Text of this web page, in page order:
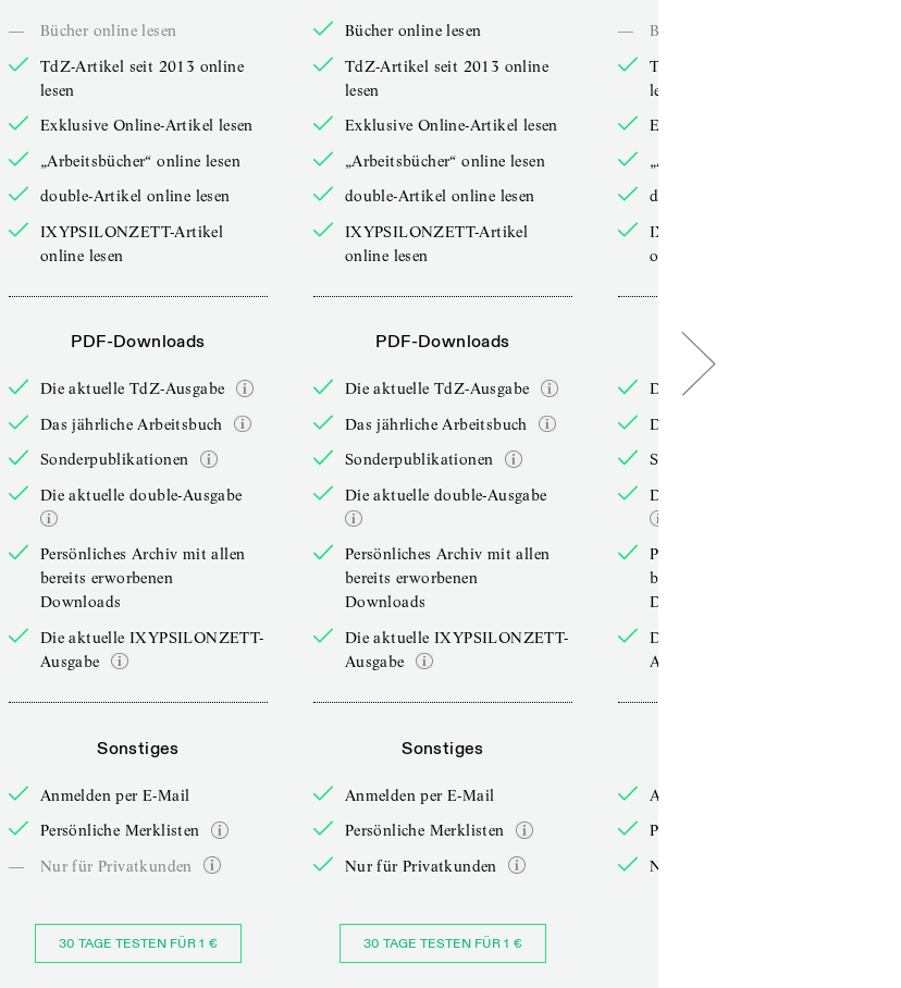
—
Bücher online lesen
TdZ-Artikel seit 2013 online
lesen
Exklusive Online-Artikel lesen
„Arbeitsbücher“ online lesen
double-Artikel online lesen
IXYPSILONZETT-Artikel
online lesen
PDF-Downloads
Die aktuelle TdZ-Ausgabe
Das jährliche Arbeitsbuch
Sonderpublikationen
Die aktuelle double-Ausgabe
Persönliches Archiv mit allen
bereits erworbenen
Downloads
Die aktuelle IXYPSILONZETT-
Ausgabe
Sonstiges
Anmelden per E-Mail
Persönliche Merklisten
—
Nur für Privatkunden
30 TAGE TESTEN FÜR 1 €
Bücher online lesen
TdZ-Artikel seit 2013 online
lesen
Exklusive Online-Artikel lesen
„Arbeitsbücher“ online lesen
double-Artikel online lesen
IXYPSILONZETT-Artikel
online lesen
PDF-Downloads
Die aktuelle TdZ-Ausgabe
Das jährliche Arbeitsbuch
Sonderpublikationen
Die aktuelle double-Ausgabe
Persönliches Archiv mit allen
bereits erworbenen
Downloads
Die aktuelle IXYPSILONZETT-
Ausgabe
Sonstiges
Anmelden per E-Mail
Persönliche Merklisten
Nur für Privatkunden
30 TAGE TESTEN FÜR 1 €
—
Bücher online lesen
TdZ-Artikel seit 2013 online
lesen
Exklusive Online-Artikel lesen
„Arbeitsbücher“ online lesen
double-Artikel online lesen
IXYPSILONZETT-Artikel
online lesen
PDF-Downloads
Die aktuelle TdZ-Ausgabe
Das jährliche Arbeitsbuch
Sonderpublikationen
Die aktuelle double-Ausgabe
Persönliches Archiv mit allen
bereits erworbenen
Downloads
Die aktuelle IXYPSILONZETT-
Ausgabe
Anmelden per E-Mail
Persönliche Merklisten
Nur für Privatkunden